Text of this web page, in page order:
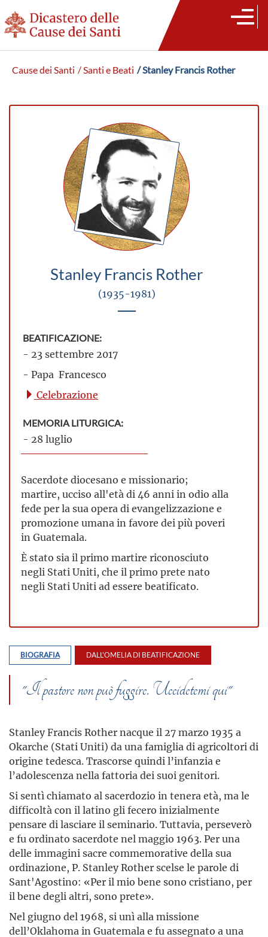
Cause dei Santi / Santi e Beati / Stanley Francis Rother
Stanley Francis Rother
(1935-1981)
BEATIFICAZIONE:
- 23 settembre 2017
- Papa Francesco
Celebrazione
MEMORIA LITURGICA:
- 28 luglio
Sacerdote diocesano e missionario;
martire, ucciso all'età di 46 anni in odio alla
fede per la sua opera di evangelizzazione e
promozione umana in favore dei più poveri
in Guatemala.
È stato sia il primo martire riconosciuto
negli Stati Uniti, che il primo prete nato
negli Stati Uniti ad essere beatificato.
BIOGRAFIA DALL'OMELIA DI BEATIFICAZIONE
"Il pastore non può fuggire. Uccidetemi qui"
Stanley Francis Rother nacque il 27 marzo 1935 a
Okarche (Stati Uniti) da una famiglia di agricoltori di
origine tedesca. Trascorse quindi l’infanzia e
l’adolescenza nella fattoria dei suoi genitori.
Si sentì chiamato al sacerdozio in tenera età, ma le
difficoltà con il latino gli fecero inizialmente
pensare di lasciare il seminario. Tuttavia, perseverò
e fu ordinato sacerdote nel maggio 1963. Per una
delle immagini sacre commemorative della sua
ordinazione, P. Stanley Rother scelse le parole di
Sant'Agostino: «Per il mio bene sono cristiano, per
il bene degli altri, sono prete».
Nel giugno del 1968, si unì alla missione
dell’Oklahoma in Guatemala e fu assegnato a una